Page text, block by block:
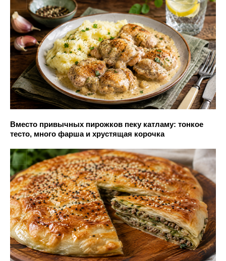
Вместо привычных пирожков пеку катламу: тонкое
тесто, много фарша и хрустящая корочка